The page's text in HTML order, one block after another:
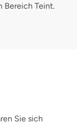
Bereich Teint.
Sie sich